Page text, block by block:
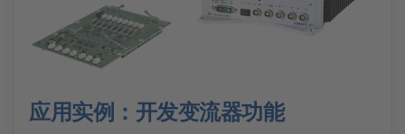
应用实例：开发变流器功能